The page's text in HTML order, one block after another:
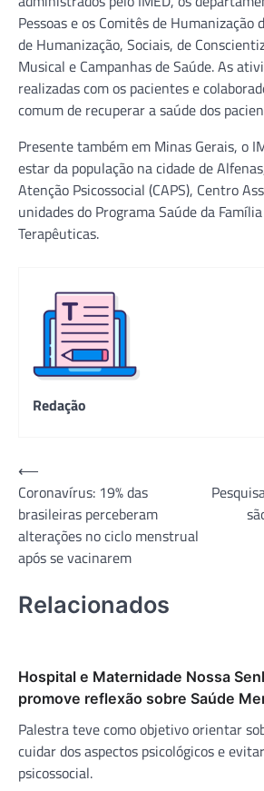
Pessoas e os Comitês de Humanização
de Humanização, Sociais, de
Musical e Campanhas de Saúde. As
realizadas com os pacientes e
comum de recuperar a saúde dos
Presente também em Minas Gerais, o
estar da população na cidade de
Atenção Psicossocial (CAPS), Centro
unidades do Programa Saúde da
Terapêuticas.
Redação
Navegação
de
Post
⟵
Coronavírus: 19% das
brasileiras perceberam
alterações no ciclo menstrual
após se vacinarem
Relacionados
Hospital e Maternidade Nossa
promove reflexão sobre Saúde
Palestra teve como objetivo orientar
cuidar dos aspectos psicológicos e
psicossocial.